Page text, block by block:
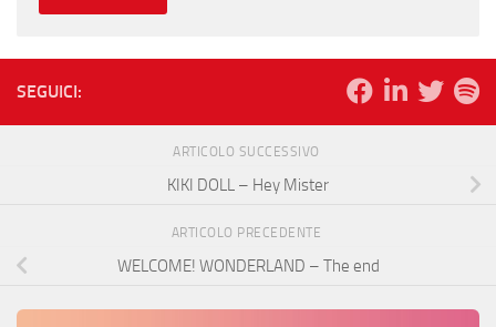
SEGUICI:
ARTICOLO SUCCESSIVO
KIKI DOLL – Hey Mister
ARTICOLO PRECEDENTE
WELCOME! WONDERLAND – The end